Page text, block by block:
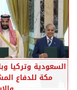
السعودية وتركيا
مكة للدفاع